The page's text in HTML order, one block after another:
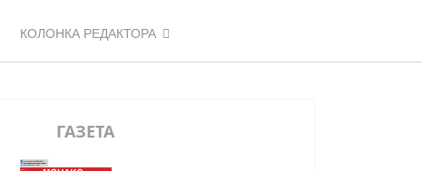
КОЛОНКА РЕДАКТОРА
ГАЗЕТА